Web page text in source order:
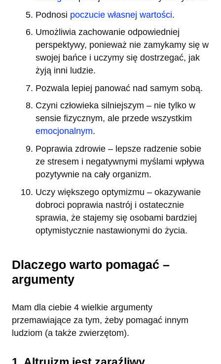
Podnosi poczucie własnej wartości.
Umożliwia zachowanie odpowiedniej
perspektywy, ponieważ nie zamykamy się w
swojej bańce i uczymy się dostrzegać, jak
żyją inni ludzie.
Pozwala lepiej panować nad samym sobą.
Czyni człowieka silniejszym – nie tylko w
sensie fizycznym, ale przede wszystkim
emocjonalnym.
Poprawia zdrowie – lepsze radzenie sobie
ze stresem i negatywnymi myślami wpływa
pozytywnie na cały organizm.
Uczy większego optymizmu – okazywanie
dobroci poprawia nastrój i ostatecznie
sprawia, że ​​stajemy się osobami bardziej
optymistycznie nastawionymi do życia.
Dlaczego warto pomagać –
argumenty
Mam dla ciebie 4 wielkie argumenty
przemawiające za tym, żeby pomagać innym
ludziom (a także zwierzętom).